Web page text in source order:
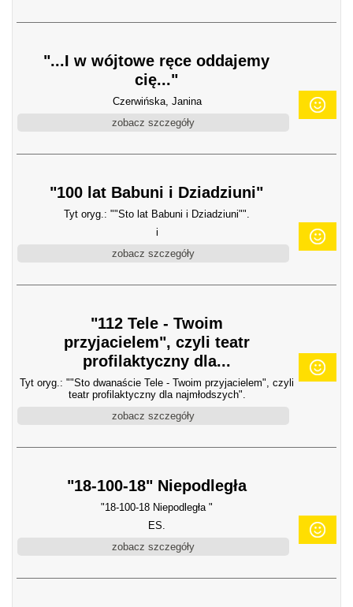
"...I w wójtowe ręce oddajemy
cię..."
Czerwińska, Janina
zobacz szczegóły
"100 lat Babuni i Dziadziuni"
Tyt oryg.: ""Sto lat Babuni i Dziadziuni"".
i
zobacz szczegóły
"112 Tele - Twoim
przyjacielem", czyli teatr
profilaktyczny dla...
Tyt oryg.: ""Sto dwanaście Tele - Twoim przyjacielem", czyli
teatr profilaktyczny dla najmłodszych".
zobacz szczegóły
"18-100-18" Niepodległa
"18-100-18 Niepodległa "
ES.
zobacz szczegóły